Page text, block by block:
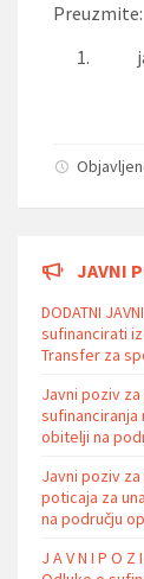
Preuzmite:
1.
JAVNI
DODATNI
sufinancirati
Transfer za
Javni poziv
obitelji na
Javni poziv
poticaja za
na području
J A V N I P O